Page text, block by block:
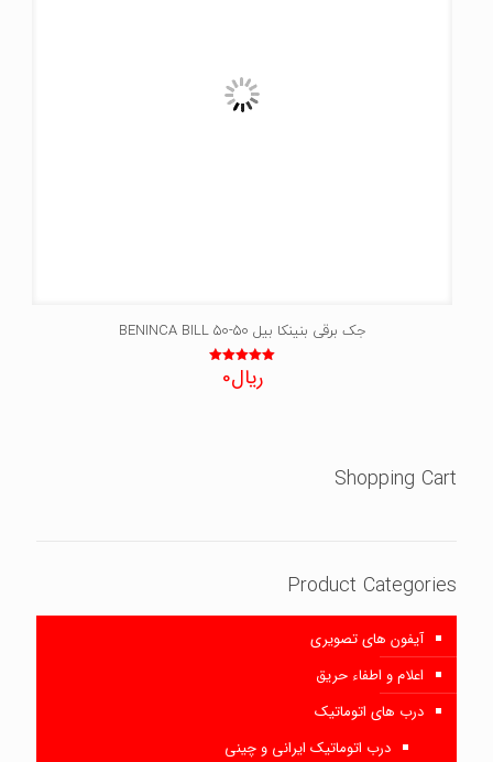
جک برقی بنینکا بیل 50-BENINCA BILL 50
نمره
5.00
ریال0
Shopping Cart
Product Categories
آیفون های تصویری
اعلام و اطفاء حریق
درب های اتوماتیک
درب اتوماتیک ایرانی و چینی